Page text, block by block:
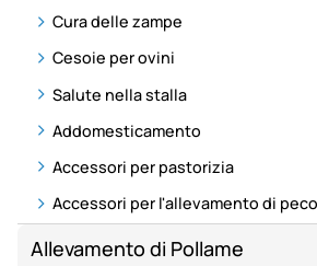
Cura delle zampe
Cesoie per ovini
Salute nella stalla
Addomesticamento
Accessori per pastorizia
Accessori per l'allevamento di
Allevamento di Pollame